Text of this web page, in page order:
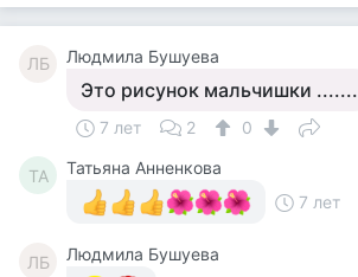
ЛБ Людмила Бушуева
Это рисунок мальчишки .......
7 лет 2 0
ТА
Татьяна Анненкова
7 лет
ЛБ
Людмила Бушуева